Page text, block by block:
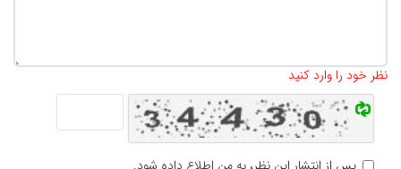
نظر خود را وارد کنید